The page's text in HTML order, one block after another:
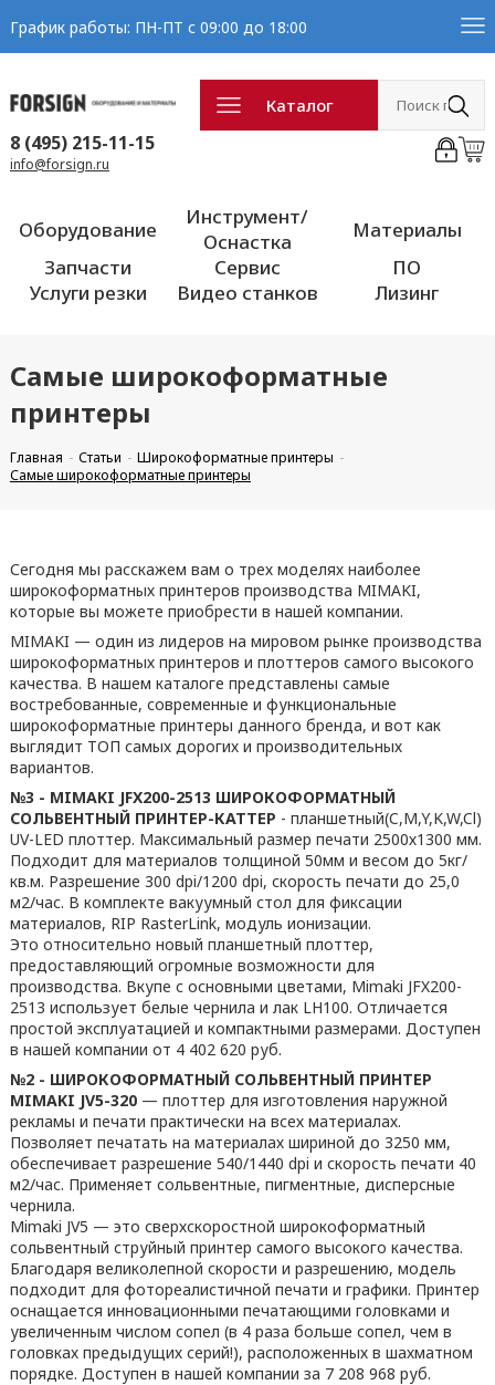
График работы: ПН-ПТ с 09:00 до 18:00
Каталог
8 (495) 215-11-15
info@forsign.ru
Оборудование
Инструмент/
Оснастка
Материалы
Запчасти
Сервис
ПО
Услуги резки
Видео станков Лизинг
Самые широкоформатные
принтеры
Главная Статьи
Широкоформатные принтеры
Самые широкоформатные принтеры
Сегодня мы расскажем вам о трех моделях наиболее
широкоформатных принтеров производства MIMAKI,
которые вы можете приобрести в нашей компании.
MIMAKI — один из лидеров на мировом рынке производства
широкоформатных принтеров и плоттеров самого высокого
качества. В нашем каталоге представлены самые
востребованные, современные и функциональные
широкоформатные принтеры данного бренда, и вот как
выглядит ТОП самых дорогих и производительных
вариантов.
№3 - MIMAKI JFX200-2513 ШИРОКОФОРМАТНЫЙ
СОЛЬВЕНТНЫЙ ПРИНТЕР-КАТТЕР - планшетный(C,M,Y,K,W,Cl)
UV-LED плоттер. Максимальный размер печати 2500х1300 мм.
Подходит для материалов толщиной 50мм и весом до 5кг/
кв.м. Разрешение 300 dpi/1200 dpi, скорость печати до 25,0
м2/час. В комплекте вакуумный стол для фиксации
материалов, RIP RasterLink, модуль ионизации.
Это относительно новый планшетный плоттер,
предоставляющий огромные возможности для
производства. Вкупе с основными цветами, Mimaki JFX200-
2513 использует белые чернила и лак LH100. Отличается
простой эксплуатацией и компактными размерами. Доступен
в нашей компании от 4 402 620 руб.
№2 - ШИРОКОФОРМАТНЫЙ СОЛЬВЕНТНЫЙ ПРИНТЕР
MIMAKI JV5-320— плоттер для изготовления наружной
рекламы и печати практически на всех материалах.
Позволяет печатать на материалах шириной до 3250 мм,
обеспечивает разрешение 540/1440 dpi и скорость печати 40
м2/час. Применяет сольвентные, пигментные, дисперсные
чернила.
Mimaki JV5 — это сверхскоростной широкоформатный
сольвентный струйный принтер самого высокого качества.
Благодаря великолепной скорости и разрешению, модель
подходит для фотореалистичной печати и графики. Принтер
оснащается инновационными печатающими головками и
увеличенным числом сопел (в 4 раза больше сопел, чем в
головках предыдущих серий!), расположенных в шахматном
порядке. Доступен в нашей компании за 7 208 968 руб.